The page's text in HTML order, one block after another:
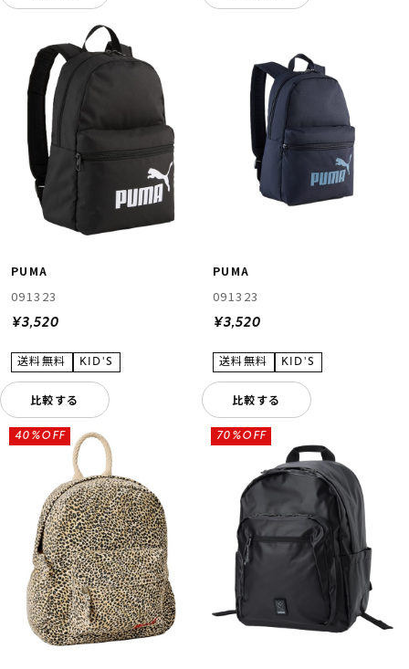
PUMA
091323
¥3,520
比較する
PUMA
091323
¥3,520
比較する
40%OFF 70%OFF